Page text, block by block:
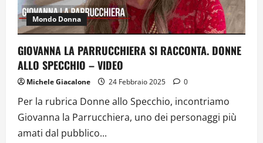
VII
Edizione
della
Rassegna
TrapanIncontra
Mondo Donna
GIOVANNA LA PARRUCCHIERA SI RACCONTA. DONNE
ALLO SPECCHIO – VIDEO
Michele Giacalone 24 Febbraio 2025 0
Per la rubrica Donne allo Specchio, incontriamo
Giovanna la Parrucchiera, uno dei personaggi più
amati dal pubblico...